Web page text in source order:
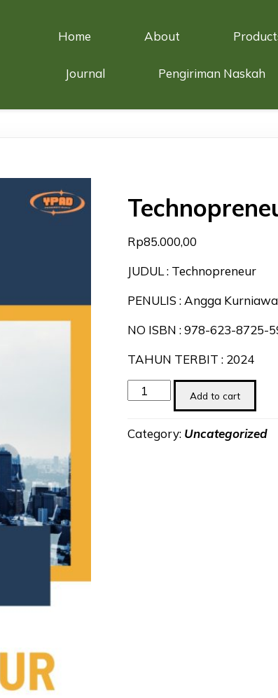
Home About
Journal Pengiriman Naskah
Rp85.000,00
JUDUL : Technopreneur
PENULIS : Angga
NO ISBN : 978-623-8725-
TAHUN TERBIT : 2024
Technopreneur
quantity
Add to cart
Category: Uncategorized